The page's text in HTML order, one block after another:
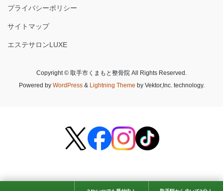
プライバシーポリシー
サイトマップ
エステサロンLUXE
Copyright © 取手市くまもと整骨院 All Rights Reserved.
Powered by WordPress& Lightning Theme by Vektor,Inc. technology.